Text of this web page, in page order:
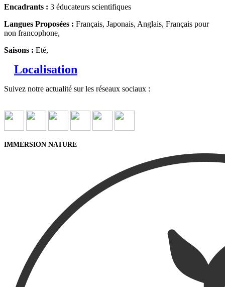
Encadrants : 3 éducateurs scientifiques
Langues Proposées : Français, Japonais, Anglais, Français pour
non francophone,
Saisons : Eté,
Localisation
Suivez notre actualité sur les réseaux sociaux :
IMMERSION NATURE